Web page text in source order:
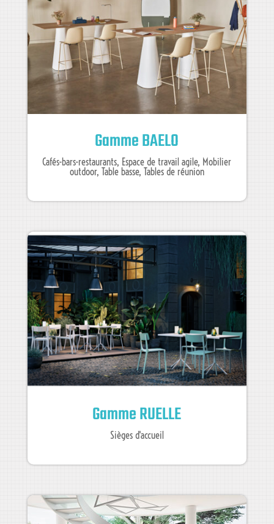
Gamme BAELO
Cafés-bars-restaurants, Espace de travail agile, Mobilier
outdoor, Table basse, Tables de réunion
Gamme RUELLE
Sièges d'accueil